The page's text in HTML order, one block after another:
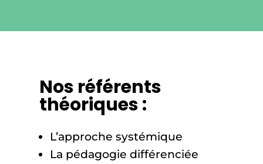
Nos référents
théoriques :
L’approche systémique
La pédagogie différenciée